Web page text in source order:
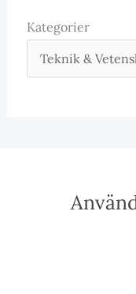
Kategorier